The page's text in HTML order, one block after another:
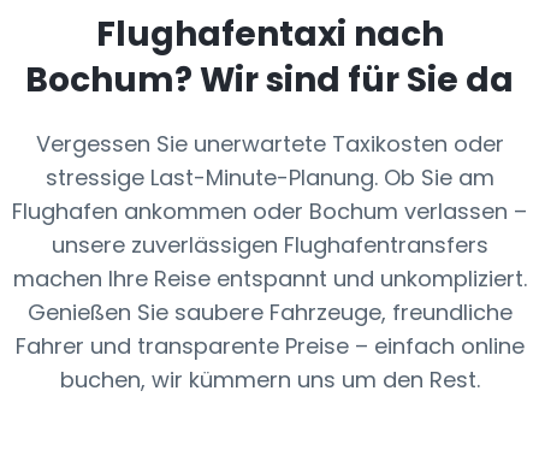
Flughafentaxi nach
Bochum? Wir sind für Sie da
Vergessen Sie unerwartete Taxikosten oder
stressige Last-Minute-Planung. Ob Sie am
Flughafen ankommen oder Bochum verlassen –
unsere zuverlässigen Flughafentransfers
machen Ihre Reise entspannt und unkompliziert.
Genießen Sie saubere Fahrzeuge, freundliche
Fahrer und transparente Preise – einfach online
buchen, wir kümmern uns um den Rest.